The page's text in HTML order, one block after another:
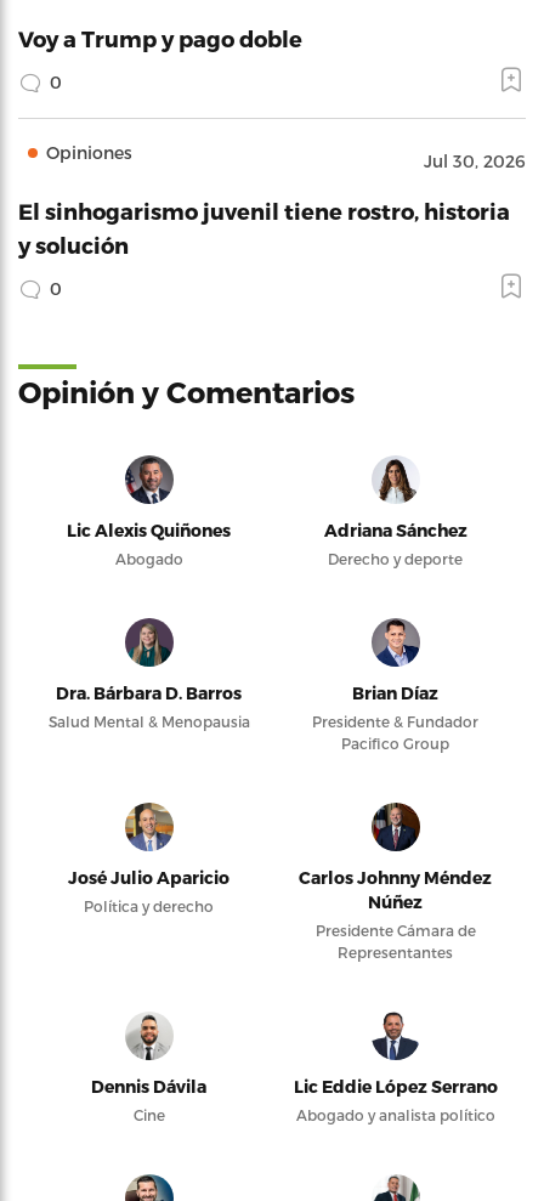
Voy a Trump y pago doble
0
Opiniones Jul 30, 2026
El sinhogarismo juvenil tiene rostro, historia
y solución
0
Opinión y Comentarios
Lic Alexis Quiñones
Abogado
Adriana Sánchez
Derecho y deporte
Dra. Bárbara D. Barros
Salud Mental & Menopausia
Brian Díaz
Presidente & Fundador
Pacifico Group
José Julio Aparicio
Política y derecho
Carlos Johnny Méndez
Núñez
Presidente Cámara de
Representantes
Dennis Dávila
Cine
Lic Eddie López Serrano
Abogado y analista político